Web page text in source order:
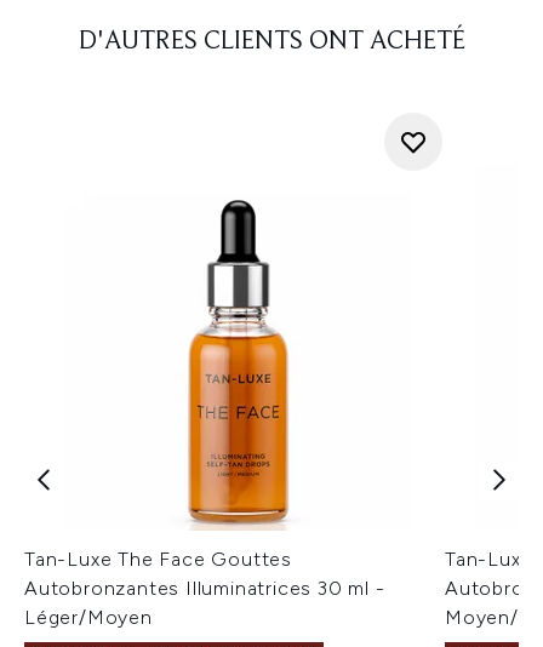
D'AUTRES CLIENTS ONT ACHETÉ
Tan-Luxe The Face Gouttes
Autobronzantes Illuminatrices 30 ml -
Léger/Moyen
Tan-Luxe
Moyen/